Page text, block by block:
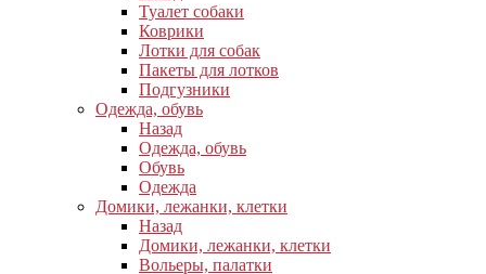
Туалет собаки
Коврики
Лотки для собак
Пакеты для лотков
Подгузники
Одежда, обувь
Назад
Одежда, обувь
Обувь
Одежда
Домики, лежанки, клетки
Назад
Домики, лежанки, клетки
Вольеры, палатки